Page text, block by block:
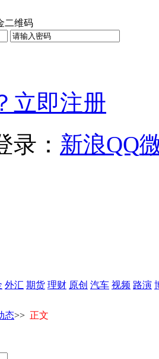
立即注册
录： 新浪QQ
外汇 期货 理财 原创 汽车 视频 路演
态>> 正文